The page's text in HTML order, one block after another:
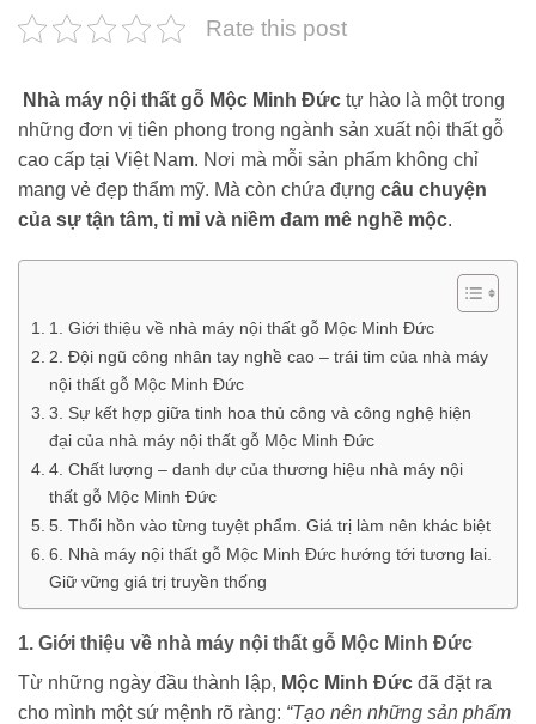
Rate this post
Nhà máy nội thất gỗ Mộc Minh Đức tự hào là một trong
những đơn vị tiên phong trong ngành sản xuất nội thất gỗ
cao cấp tại Việt Nam. Nơi mà mỗi sản phẩm không chỉ
mang vẻ đẹp thẩm mỹ. Mà còn chứa đựng câu chuyện
của sự tận tâm, tỉ mỉ và niềm đam mê nghề mộc.
1. Giới thiệu về nhà máy nội thất gỗ Mộc Minh Đức
2. Đội ngũ công nhân tay nghề cao – trái tim của nhà máy
nội thất gỗ Mộc Minh Đức
3. Sự kết hợp giữa tinh hoa thủ công và công nghệ hiện
đại của nhà máy nội thất gỗ Mộc Minh Đức
4. Chất lượng – danh dự của thương hiệu nhà máy nội
thất gỗ Mộc Minh Đức
5. Thổi hồn vào từng tuyệt phẩm. Giá trị làm nên khác biệt
6. Nhà máy nội thất gỗ Mộc Minh Đức hướng tới tương lai.
Giữ vững giá trị truyền thống
1. Giới thiệu về nhà máy nội thất gỗ Mộc Minh Đức
Từ những ngày đầu thành lập, Mộc Minh Đức đã đặt ra
cho mình một sứ mệnh rõ ràng: “Tạo nên những sản phẩm